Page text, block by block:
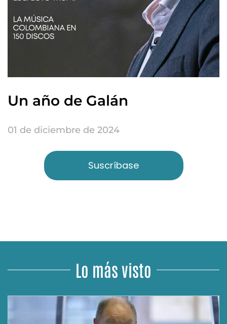
Un año de Galán
01 de diciembre de 2024
Suscríbase
Lo más visto